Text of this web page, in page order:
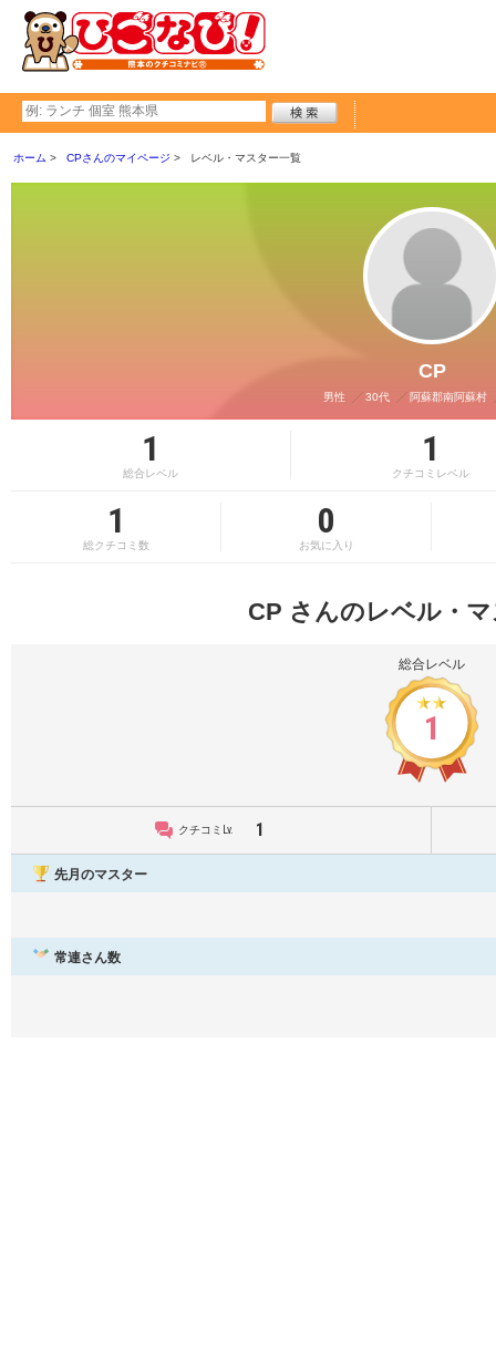
ホーム CPさんのマイページ レベル・マスター一覧
CP
男性 30代 阿蘇郡南阿蘇村
1
総合レベル
1
クチコミレベル
1
総クチコミ数
0
お気に入り
CP さんのレベル・
総合レベル
1
クチコミLv. 1
先月のマスター
常連さん数